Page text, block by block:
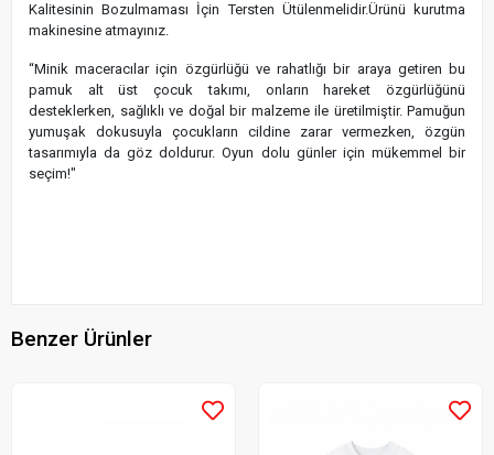
Kalitesinin Bozulmaması İçin Tersten Ütülenmelidir.Ürünü kurutma
makinesine atmayınız.
“Minik maceracılar için özgürlüğü ve rahatlığı bir araya getiren bu
pamuk alt üst çocuk takımı, onların hareket özgürlüğünü
desteklerken, sağlıklı ve doğal bir malzeme ile üretilmiştir. Pamuğun
yumuşak dokusuyla çocukların cildine zarar vermezken, özgün
tasarımıyla da göz doldurur. Oyun dolu günler için mükemmel bir
seçim!"
Benzer Ürünler